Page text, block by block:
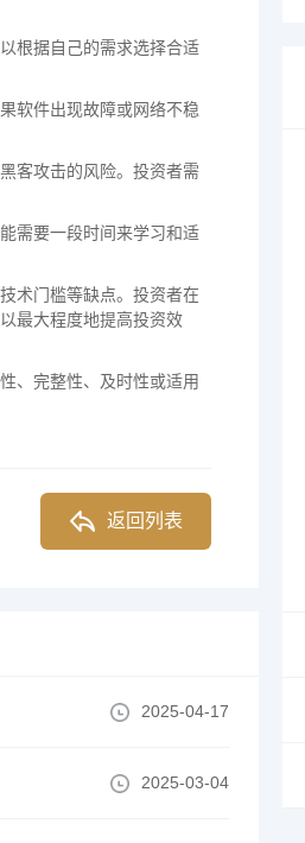
根据自己的需求选择合适
软件出现故障或网络不稳
客攻击的风险。投资者需
需要一段时间来学习和适
术门槛等缺点。投资者在
最大程度地提高投资效
、完整性、及时性或适用
返回列表
2025-04-17
2025-03-04